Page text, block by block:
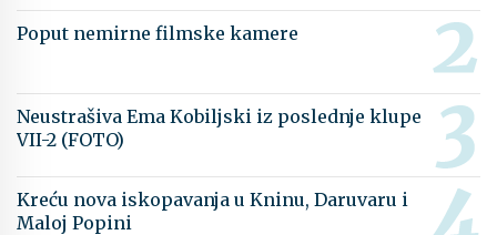
Poput nemirne filmske kamere
Neustrašiva Ema Kobiljski iz poslednje klupe
VII-2 (FOTO)
Kreću nova iskopavanja u Kninu, Daruvaru i
Maloj Popini